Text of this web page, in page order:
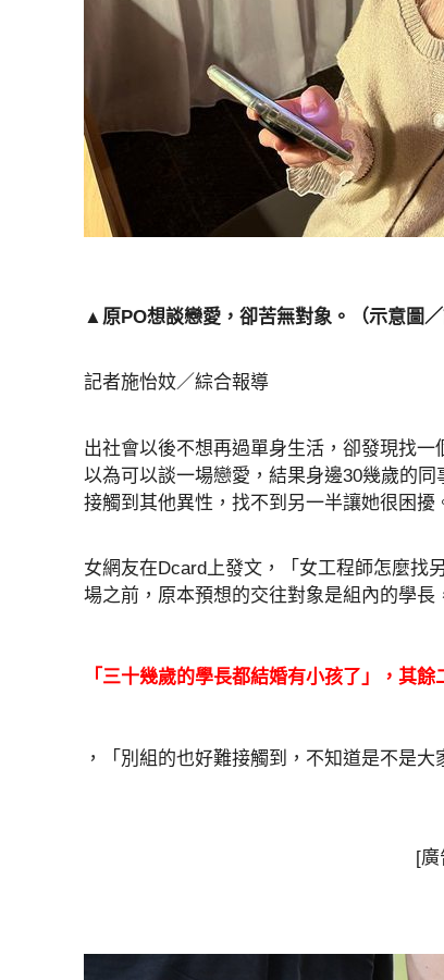
▲原PO想談戀愛，卻苦無對象。（示意圖／
記者施怡妏／綜合報導
出社會以後不想再過單身生活，卻發現找
以為可以談一場戀愛，結果身邊30幾歲的
接觸到其他異性，找不到另一半讓她很困
女網友在Dcard上發文，「女工程師怎麼找
場之前，原本預想的交往對象是組內的學長
「三十幾歲的學長都結婚有小孩了」，其
，「別組的也好難接觸到，不知道是不是大
[